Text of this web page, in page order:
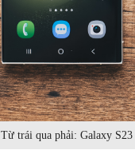
Từ trái qua phải: Galaxy